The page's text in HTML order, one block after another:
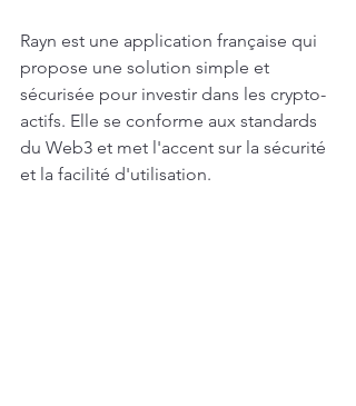
Rayn est une application française qui
propose une solution simple et
sécurisée pour investir dans les crypto-
actifs. Elle se conforme aux standards
du Web3 et met l'accent sur la sécurité
et la facilité d'utilisation.